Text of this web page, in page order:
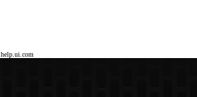
help.ui.com